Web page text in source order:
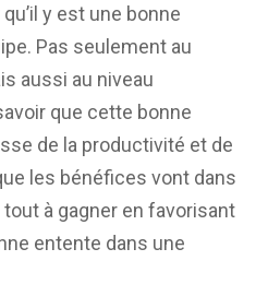
y est une bonne
Pas seulement au
aussi au niveau
que cette bonne
de la productivité et de
les bénéfices vont dans
à gagner en favorisant
entente dans une